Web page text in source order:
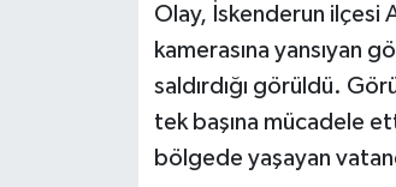
Olay, İskenderun ilçesi
kamerasına yansıyan
saldırdığı görüldü.
tek başına mücadele
bölgede yaşayan